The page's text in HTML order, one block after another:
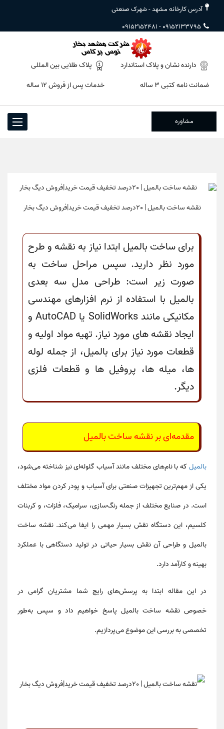
آدرس کارخانه مشهد - شهرک صنعتی
09152133795
-
09152152481
دارنده نشان و پلاک استاندارد
ضمانت نامه کتبی ۳ ساله
پلاک طلایی بین المللی
خدمات پس از فروش ۱۲ ساله
Toggle
مشاوره
نقشه ساخت بالمیل | 20درصد تخفیف قیمت خرید|فروش دیگ بخار
برای ساخت بالمیل ابتدا نیاز به نقشه و طرح
مورد نظر دارید. سپس مراحل ساخت به
صورت زیر است: طراحی مدل سه بعدی
بالمیل با استفاده از نرم افزارهای مهندسی
مکانیکی مانند SolidWorks یا AutoCAD و
ایجاد نقشه های مورد نیاز. تهیه مواد اولیه و
قطعات مورد نیاز برای بالمیل، از جمله لوله
ها، میله ها، پروفیل ها و قطعات فلزی
دیگر.
مقدمه‌ای برنقشه ساخت بالمیل
بالمیل که با نام‌های مختلف مانندآسیاب گلوله‌اینیز شناخته می‌شود،
یکی از مهم‌ترین تجهیزات صنعتی برایآسیاب و پودر کردنمواد مختلف
است. در صنایع مختلف از جملهرنگ‌سازی، سرامیک، فلزات، و کربنات
کلسیم، این دستگاه نقش بسیار مهمی را ایفا می‌کند.نقشه ساخت
بالمیل و طراحی آن نقش بسیار حیاتی در تولید دستگاهی با عملکرد
بهینه و کارآمد دارد.
در این مقاله ابتدا به پرسش‌های رایج شما مشتریان گرامی در
خصوص نقشه ساخت بالمیل پاسخ خواهیم داد و سپس به‌طور
تخصصی به بررسی این موضوع می‌پردازیم.